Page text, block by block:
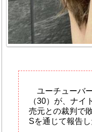
ユーチューバ
（30）が、ナイ
売元との裁判で
Sを通じて報告し